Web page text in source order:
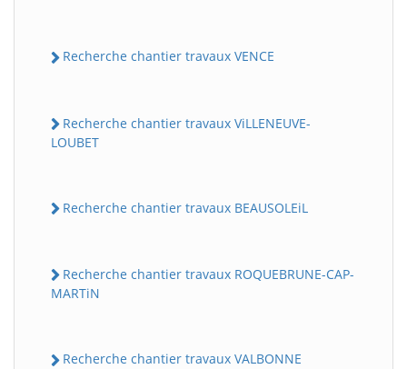
Recherche chantier travaux VENCE
Recherche chantier travaux ViLLENEUVE-
LOUBET
Recherche chantier travaux BEAUSOLEiL
Recherche chantier travaux ROQUEBRUNE-CAP-
MARTiN
Recherche chantier travaux VALBONNE